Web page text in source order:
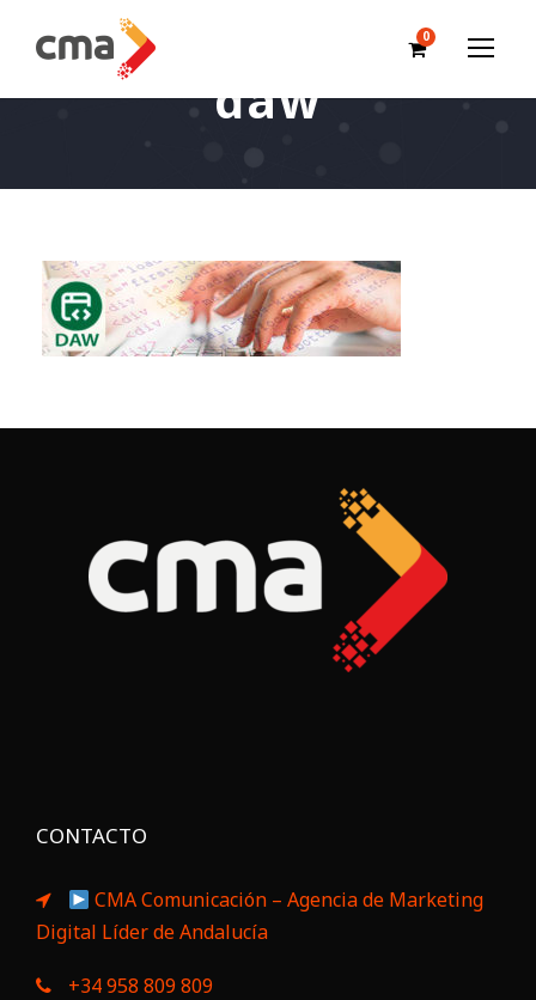
0
daw
CONTACTO
CMA Comunicación – Agencia de Marketing
Digital Líder de Andalucía
+34 958 809 809